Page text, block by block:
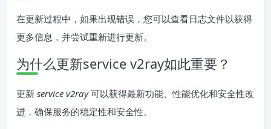
在更新过程中，如果出现错误，您可以查看日志文件以获得
更多信息，并尝试重新进行更新。
为什么更新service v2ray如此重要？
更新 service v2ray可以获得最新功能、性能优化和安全性改
进，确保服务的稳定性和安全性。